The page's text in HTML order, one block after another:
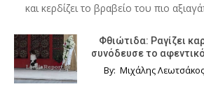
και κερδίζει το βραβείο του πιο
Φθιώτιδα: Ραγίζει
συνόδευσε το
By: Μιχάλης Λεωτσάκος